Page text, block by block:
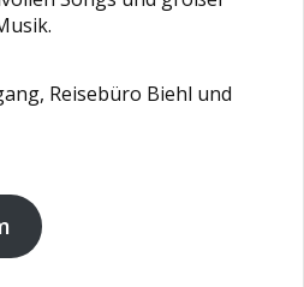
Reisebüro Biehl und